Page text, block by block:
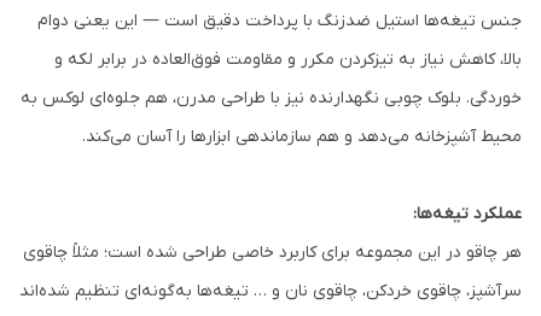
جنس تیغه‌ها استیل ضدزنگ با پرداخت دقیق است — این یعنی دوام
بالا، کاهش نیاز به تیزکردن مکرر و مقاومت فوق‌العاده در برابر لکه و
خوردگی. بلوک چوبی نگهدارنده نیز با طراحی مدرن، هم جلوه‌ای لوکس به
محیط آشپزخانه می‌دهد و هم سازماندهی ابزارها را آسان می‌کند.
عملکرد تیغه‌ها:
هر چاقو در این مجموعه برای کاربرد خاصی طراحی شده است؛ مثلاً چاقوی
سرآشپز، چاقوی خردکن، چاقوی نان و … تیغه‌ها به‌گونه‌ای تنظیم شده‌اند